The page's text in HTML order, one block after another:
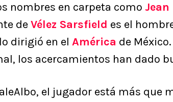
nombres en carpeta como Jean
deVélez Sarsfield es el
dirigió en el América de
los acercamientos han dado
el jugador está más que